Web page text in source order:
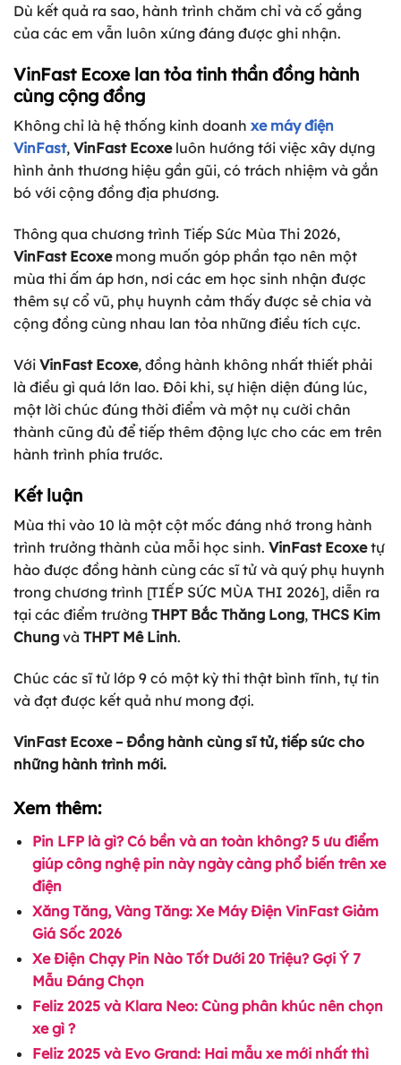
Dù kết quả ra sao, hành trình chăm chỉ và cố gắng
của các em vẫn luôn xứng đáng được ghi nhận.
VinFast Ecoxe lan tỏa tinh thần đồng hành
cùng cộng đồng
Không chỉ là hệ thống kinh doanh xe máy điện
VinFast, VinFast Ecoxeluôn hướng tới việc xây dựng
hình ảnh thương hiệu gần gũi, có trách nhiệm và gắn
bó với cộng đồng địa phương.
Thông qua chương trình Tiếp Sức Mùa Thi 2026,
VinFast Ecoxemong muốn góp phần tạo nên một
mùa thi ấm áp hơn, nơi các em học sinh nhận được
thêm sự cổ vũ, phụ huynh cảm thấy được sẻ chia và
cộng đồng cùng nhau lan tỏa những điều tích cực.
Với VinFast Ecoxe, đồng hành không nhất thiết phải
là điều gì quá lớn lao. Đôi khi, sự hiện diện đúng lúc,
một lời chúc đúng thời điểm và một nụ cười chân
thành cũng đủ để tiếp thêm động lực cho các em trên
hành trình phía trước.
Kết luận
Mùa thi vào 10 là một cột mốc đáng nhớ trong hành
trình trưởng thành của mỗi học sinh. VinFast Ecoxetự
hào được đồng hành cùng các sĩ tử và quý phụ huynh
trong chương trình [TIẾP SỨC MÙA THI 2026], diễn ra
tại các điểm trường THPT Bắc Thăng Long, THCS Kim
Chung và THPT Mê Linh.
Chúc các sĩ tử lớp 9 có một kỳ thi thật bình tĩnh, tự tin
và đạt được kết quả như mong đợi.
VinFast Ecoxe – Đồng hành cùng sĩ tử, tiếp sức cho
những hành trình mới.
Xem thêm:
Pin LFP là gì? Có bền và an toàn không? 5 ưu điểm
giúp công nghệ pin này ngày càng phổ biến trên xe
điện
Xăng Tăng, Vàng Tăng: Xe Máy Điện VinFast Giảm
Giá Sốc 2026
Xe Điện Chạy Pin Nào Tốt Dưới 20 Triệu? Gợi Ý 7
Mẫu Đáng Chọn
Feliz 2025 và Klara Neo: Cùng phân khúc nên chọn
xe gì ?
Feliz 2025 và Evo Grand: Hai mẫu xe mới nhất thì